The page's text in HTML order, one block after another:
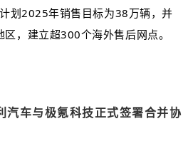
划2025年销售目标为38万辆，并
区，建立超300个海外售后网点。
汽车与极氪科技正式签署合并协